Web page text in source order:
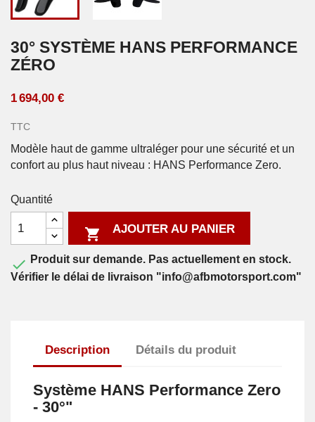
30° SYSTÈME HANS PERFORMANCE
ZÉRO
1 694,00 €
TTC
Modèle haut de gamme ultraléger pour une sécurité et un
confort au plus haut niveau : HANS Performance Zero.
Quantité
 AJOUTER AU PANIER
 Produit sur demande. Pas actuellement en stock.
Vérifier le délai de livraison "info@afbmotorsport.com"
Description Détails du produit
Système HANS Performance Zero
- 30°"